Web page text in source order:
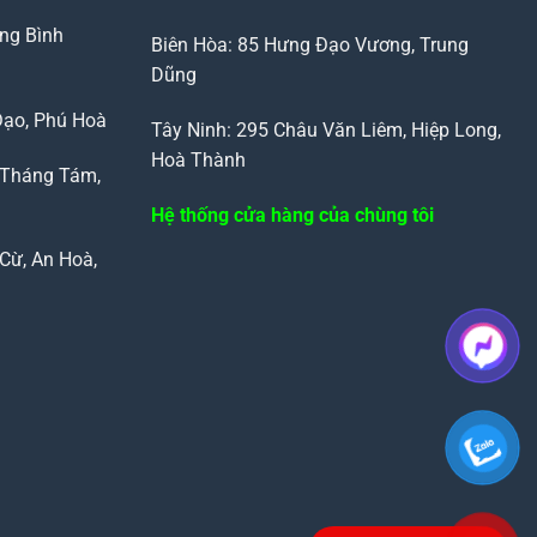
Bình
Phú Hoà
Tám,
An Hoà,
Biên Hòa: 85 Hưng Đạo Vương, Trung
Dũng
Tây Ninh: 295 Châu Văn Liêm, Hiệp Long,
Hoà Thành
Hệ thống cửa hàng của chùng tôi